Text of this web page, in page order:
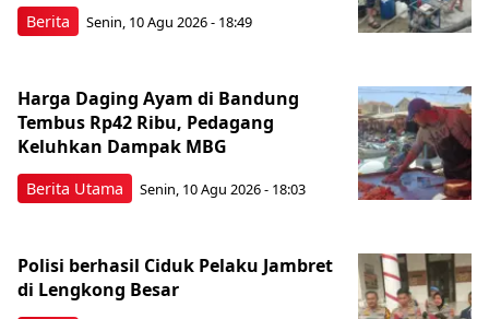
Berita Senin, 10 Agu 2026 - 18:49
Berita Utama
Harga Daging Ayam di Bandung
Tembus Rp42 Ribu, Pedagang
Keluhkan Dampak MBG
Senin, 10 Agu 2026 - 18:03
Polisi berhasil Ciduk Pelaku Jambret
di Lengkong Besar